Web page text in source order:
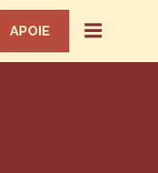
APOIE